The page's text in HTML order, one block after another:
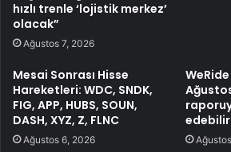
hızlı trenle ‘lojistik merkez’
olacak”
Ağustos 7, 2026
Mesai Sonrası Hisse
Hareketleri: WDC, SNDK,
FIG, APP, HUBS, SOUN,
DASH, XYZ, Z, FLNC
Ağustos 6, 2026
edebilir